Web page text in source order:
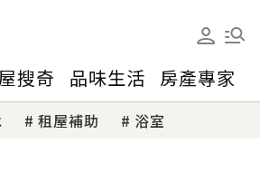
搜奇 品味生活 房產專家
租屋補助 浴室